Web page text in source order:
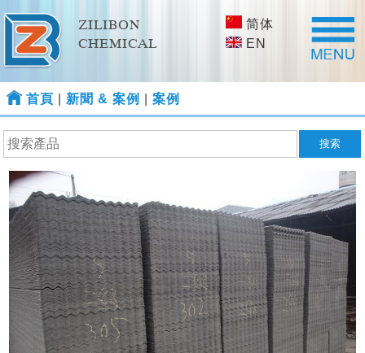
ZILIBON
CHEMICAL
简体
EN
首頁 新聞 & 案例 |案例